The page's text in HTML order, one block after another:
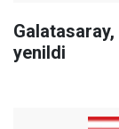
Galatasaray,
yenildi